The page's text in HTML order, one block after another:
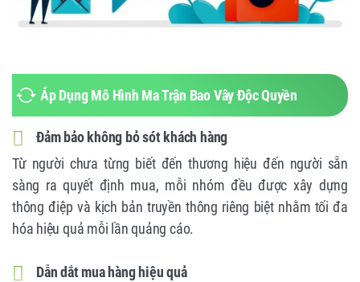
Áp Dụng Mô Hình Ma Trận Bao Vây Độc Quyền
Đảm bảo không bỏ sót khách hàng
Từ người chưa từng biết đến thương hiệu đến người sẵn
sàng ra quyết định mua, mỗi nhóm đều được xây dựng
thông điệp và kịch bản truyền thông riêng biệt nhằm tối đa
hóa hiệu quả mỗi lần quảng cáo.
Dẫn dắt mua hàng hiệu quả